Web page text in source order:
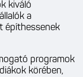
kiváló
a
építhessenek
programok
körében,